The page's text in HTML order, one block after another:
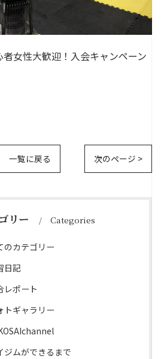
女性大歓迎！入会キャンペーン
一覧に戻る 次のページ >
リー Categories
のカテゴリー
日記
レポート
トギャラリー
ジムができるまで